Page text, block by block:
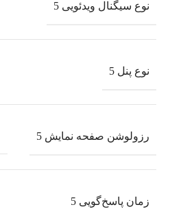
نوع سیگنال ویدئویی 5
نوع پنل 5
رزولوشن صفحه نمایش 5
زمان پاسخ‌گویی 5